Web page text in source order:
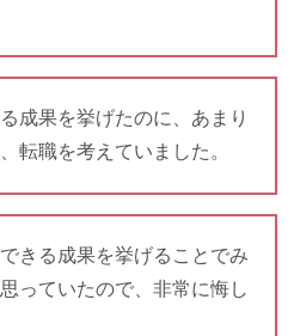
成果を挙げたのに、あまり
転職を考えていました。
きる成果を挙げることでみ
っていたので、非常に悔し